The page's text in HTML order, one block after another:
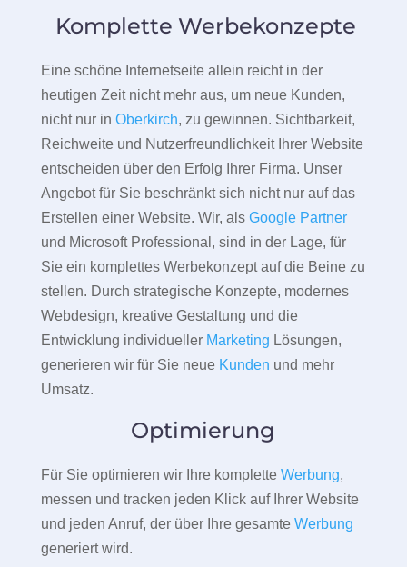
Komplette Werbekonzepte
Eine schöne Internetseite allein reicht in der
heutigen Zeit nicht mehr aus, um neue Kunden,
nicht nur in Oberkirch, zu gewinnen. Sichtbarkeit,
Reichweite und Nutzerfreundlichkeit Ihrer Website
entscheiden über den Erfolg Ihrer Firma. Unser
Angebot für Sie beschränkt sich nicht nur auf das
Erstellen einer Website. Wir, als Google Partner
und Microsoft Professional, sind in der Lage, für
Sie ein komplettes Werbekonzept auf die Beine zu
stellen. Durch strategische Konzepte, modernes
Webdesign, kreative Gestaltung und die
Entwicklung individueller Marketing Lösungen,
generieren wir für Sie neue Kunden und mehr
Umsatz.
Optimierung
Für Sie optimieren wir Ihre komplette Werbung,
messen und tracken jeden Klick auf Ihrer Website
und jeden Anruf, der über Ihre gesamte Werbung
generiert wird.